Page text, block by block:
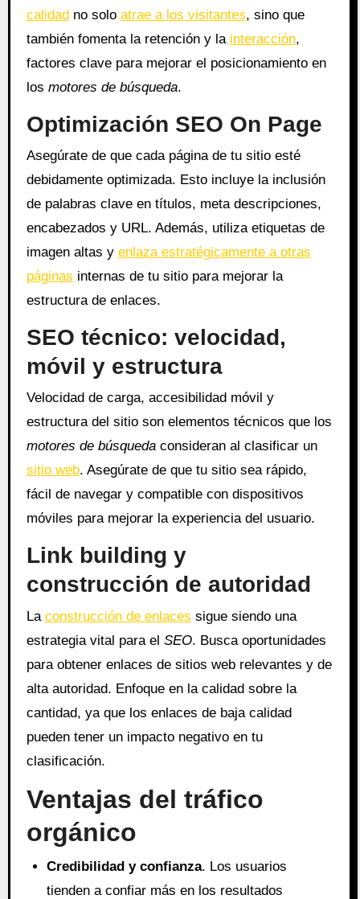
calidadno solo atrae a los visitantes, sino que
también fomenta la retención y la interacción,
factores clave para mejorar el posicionamiento en
los motores de búsqueda.
Optimización SEO On Page
Asegúrate de que cada página de tu sitio esté
debidamente optimizada. Esto incluye la inclusión
de palabras clave en títulos, meta descripciones,
encabezados y URL. Además, utiliza etiquetas de
imagen altas y enlaza estratégicamente a otras
páginas internas de tu sitio para mejorar la
estructura de enlaces.
SEO técnico: velocidad,
móvil y estructura
Velocidad de carga, accesibilidad móvil y
estructura del sitio son elementos técnicos que los
motores de búsquedaconsideran al clasificar un
sitio web. Asegúrate de que tu sitio sea rápido,
fácil de navegar y compatible con dispositivos
móviles para mejorar la experiencia del usuario.
Link building y
construcción de autoridad
La construcción de enlaces sigue siendo una
estrategia vital para el SEO. Busca oportunidades
para obtener enlaces de sitios web relevantes y de
alta autoridad. Enfoque en la calidad sobre la
cantidad, ya que los enlaces de baja calidad
pueden tener un impacto negativo en tu
clasificación.
Ventajas del tráfico
orgánico
Credibilidad y confianza. Los usuarios
tienden a confiar más en los resultados